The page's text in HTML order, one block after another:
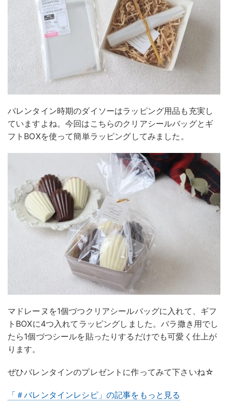
バレンタイン時期のダイソーはラッピング用品も充実し
ていますよね。今回はこちらのクリアシールバッグとギ
フトBOXを使って簡単ラッピングしてみました。
マドレーヌを1個づつクリアシールバッグに入れて、ギフ
トBOXに4つ入れてラッピングしました。バラ撒き用でし
たら1個づつシールを貼ったりするだけでも可愛く仕上が
ります。
ぜひバレンタインのプレゼントに作ってみて下さいね☆
「＃バレンタインレシピ」の記事をもっと見る